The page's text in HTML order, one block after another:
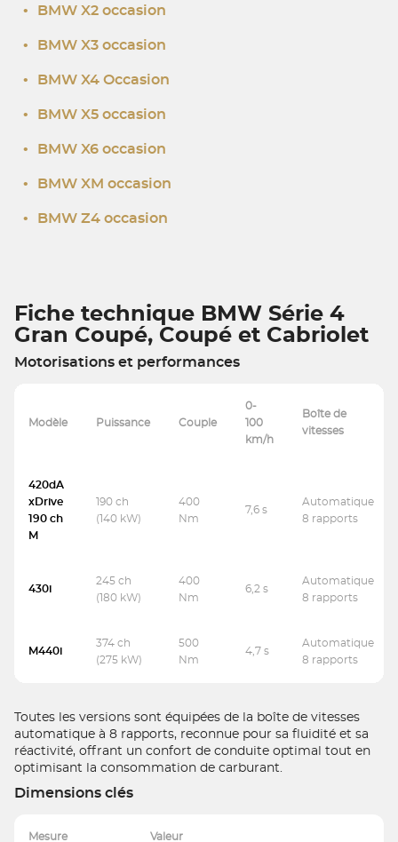
• BMW X2 occasion
• BMW X3 occasion
• BMW X4 Occasion
• BMW X5 occasion
• BMW X6 occasion
• BMW XM occasion
• BMW Z4 occasion
Fiche technique BMW Série 4
Gran Coupé, Coupé et Cabriolet
Motorisations et performances
Modèle Puissance Couple
0-
100
km/h
Boîte de
vitesses
420dA
xDrive
190 ch
M
190 ch
(140 kW)
400
Nm
7,6 s
Automatique
8 rapports
430i
245 ch
(180 kW)
400
Nm
6,2 s
Automatique
8 rapports
M440i
374 ch
(275 kW)
500
Nm
4,7 s
Automatique
8 rapports
Toutes les versions sont équipées de la boîte de vitesses
automatique à 8 rapports, reconnue pour sa fluidité et sa
réactivité, offrant un confort de conduite optimal tout en
optimisant la consommation de carburant.
Dimensions clés
Mesure Valeur